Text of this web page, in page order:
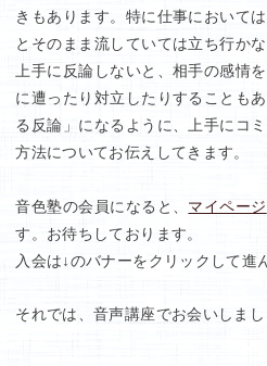
きもあります。特に仕事において
とそのまま流していては立ち行か
上手に反論しないと、相手の感情
に遭ったり対立したりすることも
る反論」になるように、上手にコ
方法についてお伝えしてきます。
音色塾の会員になると、 マイページ
す。お待ちしております。
入会は↓のバナーをクリックして進
それでは、音声講座でお会いしまし